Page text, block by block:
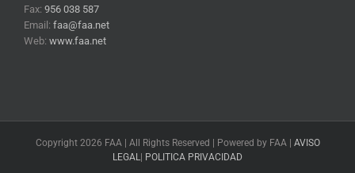
Fax: 956 038 587
Email: faa@faa.net
Web: www.faa.net
Copyright 2026 FAA | All Rights Reserved | Powered by FAA | AVISO
LEGAL | POLITICA PRIVACIDAD